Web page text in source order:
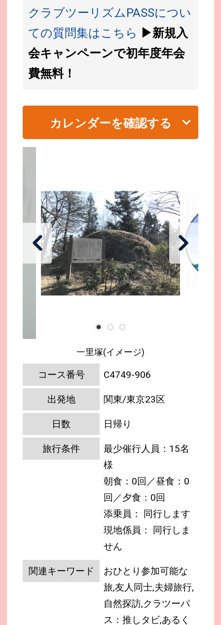
クラブツーリズムPASSについ
ての質問集はこちら ▶新規入
会キャンペーンで初年度年会
費無料！
カレンダーを確認する
一里塚(イメージ)
コース番号 C4749-906
出発地 関東/東京23区
日数 日帰り
旅行条件
最少催行人員：15名
様
朝食：0回／昼食：0
回／夕食：0回
添乗員： 同行します
現地係員： 同行しま
せん
関連キーワード
おひとり参加可能な
旅,友人同士,夫婦旅行,
自然探訪,クラツーパ
ス：推しタビ,あるく